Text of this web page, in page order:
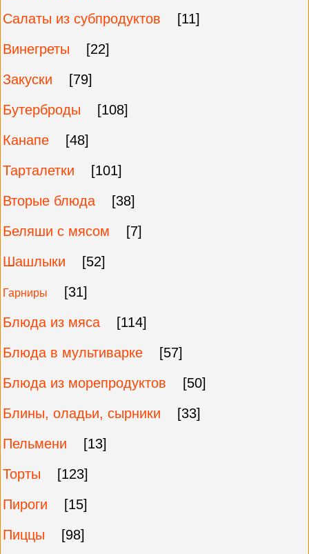
Салаты из субпродуктов
[11]
Винегреты
[22]
Закуски
[79]
Бутерброды
[108]
Канапе
[48]
Тарталетки
[101]
Вторые блюда
[38]
Беляши с мясом
[7]
Шашлыки
[52]
Гарниры
[31]
Блюда из мяса
[114]
Блюда в мультиварке
[57]
Блюда из морепродуктов
[50]
Блины, оладьи, сырники
[33]
Пельмени
[13]
Торты
[123]
Пироги
[15]
Пиццы
[98]